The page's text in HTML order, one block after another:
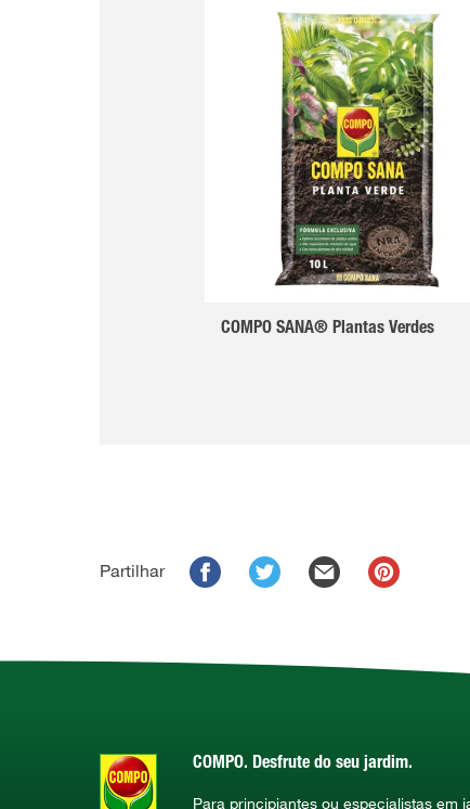
COMPO SANA® Plantas Verdes
Partilhar
COMPO. Desfrute do seu jardim.
Para principiantes ou especialistas em